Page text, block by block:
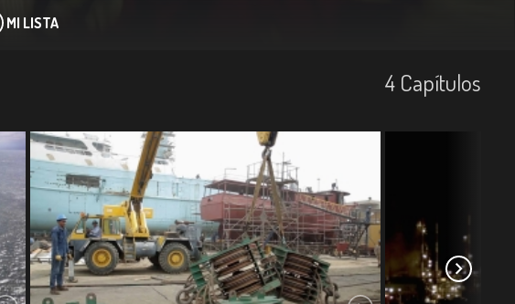
MI LISTA
4 Capí­tulos